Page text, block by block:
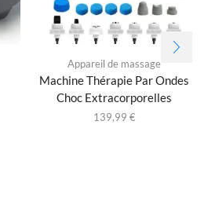
Appareil de massage
Machine Thérapie Par Ondes
Choc Extracorporelles
139,99 €